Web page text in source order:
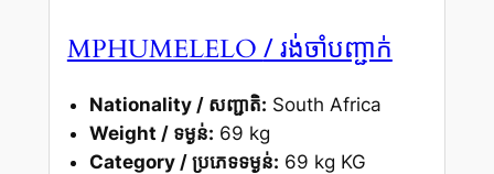
MPHUMELELO / រង់ចាំបញ្ជាក់
Nationality / សញ្ជាតិ: South Africa
Weight / ទម្ងន់: 69 kg
Category / ប្រភេទទម្ងន់: 69 kg KG